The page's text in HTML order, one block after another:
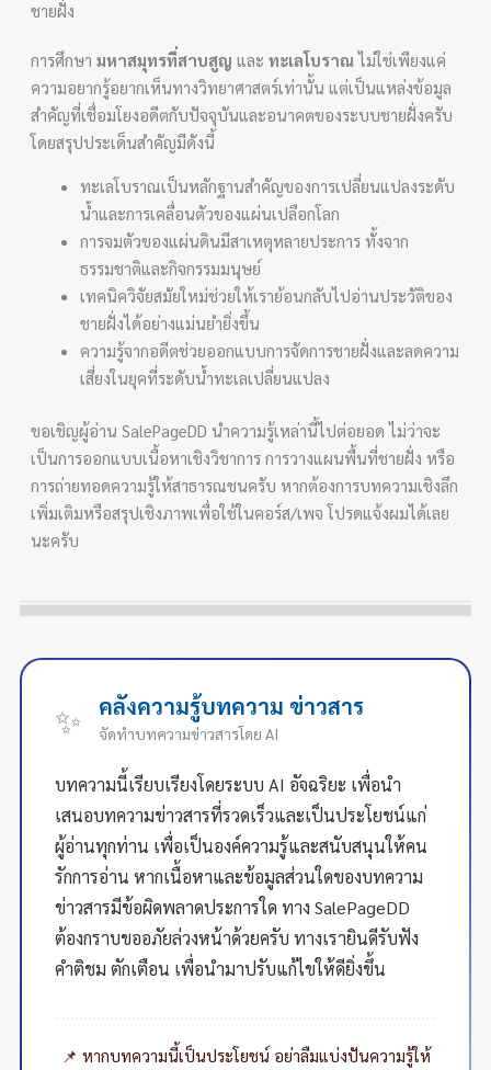
ชายฝั่ง
การศึกษามหาสมุทรที่สาบสูญ และทะเลโบราณไม่ใช่เพียงแค่
ความอยากรู้อยากเห็นทางวิทยาศาสตร์เท่านั้น แต่เป็นแหล่งข้อมูล
สำคัญที่เชื่อมโยงอดีตกับปัจจุบันและอนาคตของระบบชายฝั่งครับ
โดยสรุปประเด็นสำคัญมีดังนี้
ทะเลโบราณเป็นหลักฐานสำคัญของการเปลี่ยนแปลงระดับ
น้ำและการเคลื่อนตัวของแผ่นเปลือกโลก
การจมตัวของแผ่นดินมีสาเหตุหลายประการ ทั้งจาก
ธรรมชาติและกิจกรรมมนุษย์
เทคนิควิจัยสมัยใหม่ช่วยให้เราย้อนกลับไปอ่านประวัติของ
ชายฝั่งได้อย่างแม่นยำยิ่งขึ้น
ความรู้จากอดีตช่วยออกแบบการจัดการชายฝั่งและลดความ
เสี่ยงในยุคที่ระดับน้ำทะเลเปลี่ยนแปลง
ขอเชิญผู้อ่าน SalePageDD นำความรู้เหล่านี้ไปต่อยอด ไม่ว่าจะ
เป็นการออกแบบเนื้อหาเชิงวิชาการ การวางแผนพื้นที่ชายฝั่ง หรือ
การถ่ายทอดความรู้ให้สาธารณชนครับ หากต้องการบทความเชิงลึก
เพิ่มเติมหรือสรุปเชิงภาพเพื่อใช้ในคอร์ส/เพจ โปรดแจ้งผมได้เลย
นะครับ
✨ คลังความรู้บทความ ข่าวสาร
จัดทำบทความข่าวสารโดย AI
บทความนี้เรียบเรียงโดยระบบ AI อัจฉริยะ เพื่อนำ
เสนอบทความข่าวสารที่รวดเร็วและเป็นประโยชน์แก่
ผู้อ่านทุกท่าน เพื่อเป็นองค์ความรู้และสนับสนุนให้คน
รักการอ่าน หากเนื้อหาและข้อมูลส่วนใดของบทความ
ข่าวสารมีข้อผิดพลาดประการใด ทาง SalePageDD
ต้องกราบขออภัยล่วงหน้าด้วยครับ ทางเรายินดีรับฟัง
คำติชม ตักเตือน เพื่อนำมาปรับแก้ไขให้ดียิ่งขึ้น
📌 หากบทความนี้เป็นประโยชน์ อย่าลืมแบ่งปันความรู้ให้